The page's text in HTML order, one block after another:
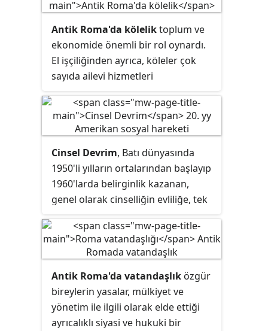
ve bunun "tiksinç" bir hareket
olduğundan bahsedilir.
Antik Roma'da köleliktoplum ve
ekonomide önemli bir rol oynardı.
El işçiliğinden ayrıca, köleler çok
sayıda ailevi hizmetleri
ve mesleklerde istihdam
olabilirlerdi. Öğretmenler,
muhasebeciler,doktorlargenellikle
kölelerdi. Özellikle Yunan köleler
yüksek eğitimli olabilirlerdi. Vasıfsız
köle ya da ceza olarak köleliğe
mahkûm olanlar, madenlerde,
değirmenlerde ve çiftliklerde
çalışırlardı. Onların yaşam koşulları
acımasız ve hayatları öteki
kölelerden daha kısaydı.
Cinsel Devrim, Batı dünyasında
1950'li yılların ortalarından başlayıp
1960'larda belirginlik kazanan,
genel olarak cinselliğin evliliğe, tek
üremeye indirgenmesine karşı
çıkan, cinsel özgürlük konusunda
haz ve istek üzerine her eylemi
meşru gören bir siyasi harekettir.
Antik Roma'da vatandaşlık özgür
bireylerin yasalar, mülkiyet ve
yönetim ile ilgili olarak elde ettiği
ayrıcalıklı siyasi ve hukuki bir